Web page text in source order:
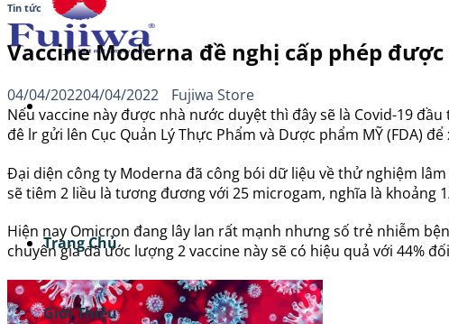
Trang Chủ
Giới Thiệu
Tin tức
Vaccine Moderna đề nghị cấp phép
04/04/202204/04/2022
Fujiwa Store
Nếu vaccine này được nhà nước duyệt thì đây sẽ là Covid-19
đê lr gửi lên Cục Quản Lý Thực Phẩm và Dược phẩm MỸ (FDA)
Đại diện công ty Moderna đã công bói dữ liệu về thử nghiệm
sẽ tiêm 2 liều là tương đương với 25 microgam, nghĩa là khoảng
Hiện nay Omicron đang lây lan rất mạnh nhưng số trẻ nhiễm
chuyên gia đã ước lượng 2 vaccine này sẽ có hiệu quả với 44%